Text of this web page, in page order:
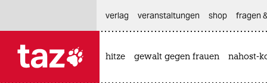
verlag
veranstaltungen shop fragen
hitze gewalt gegen frauen nahost-